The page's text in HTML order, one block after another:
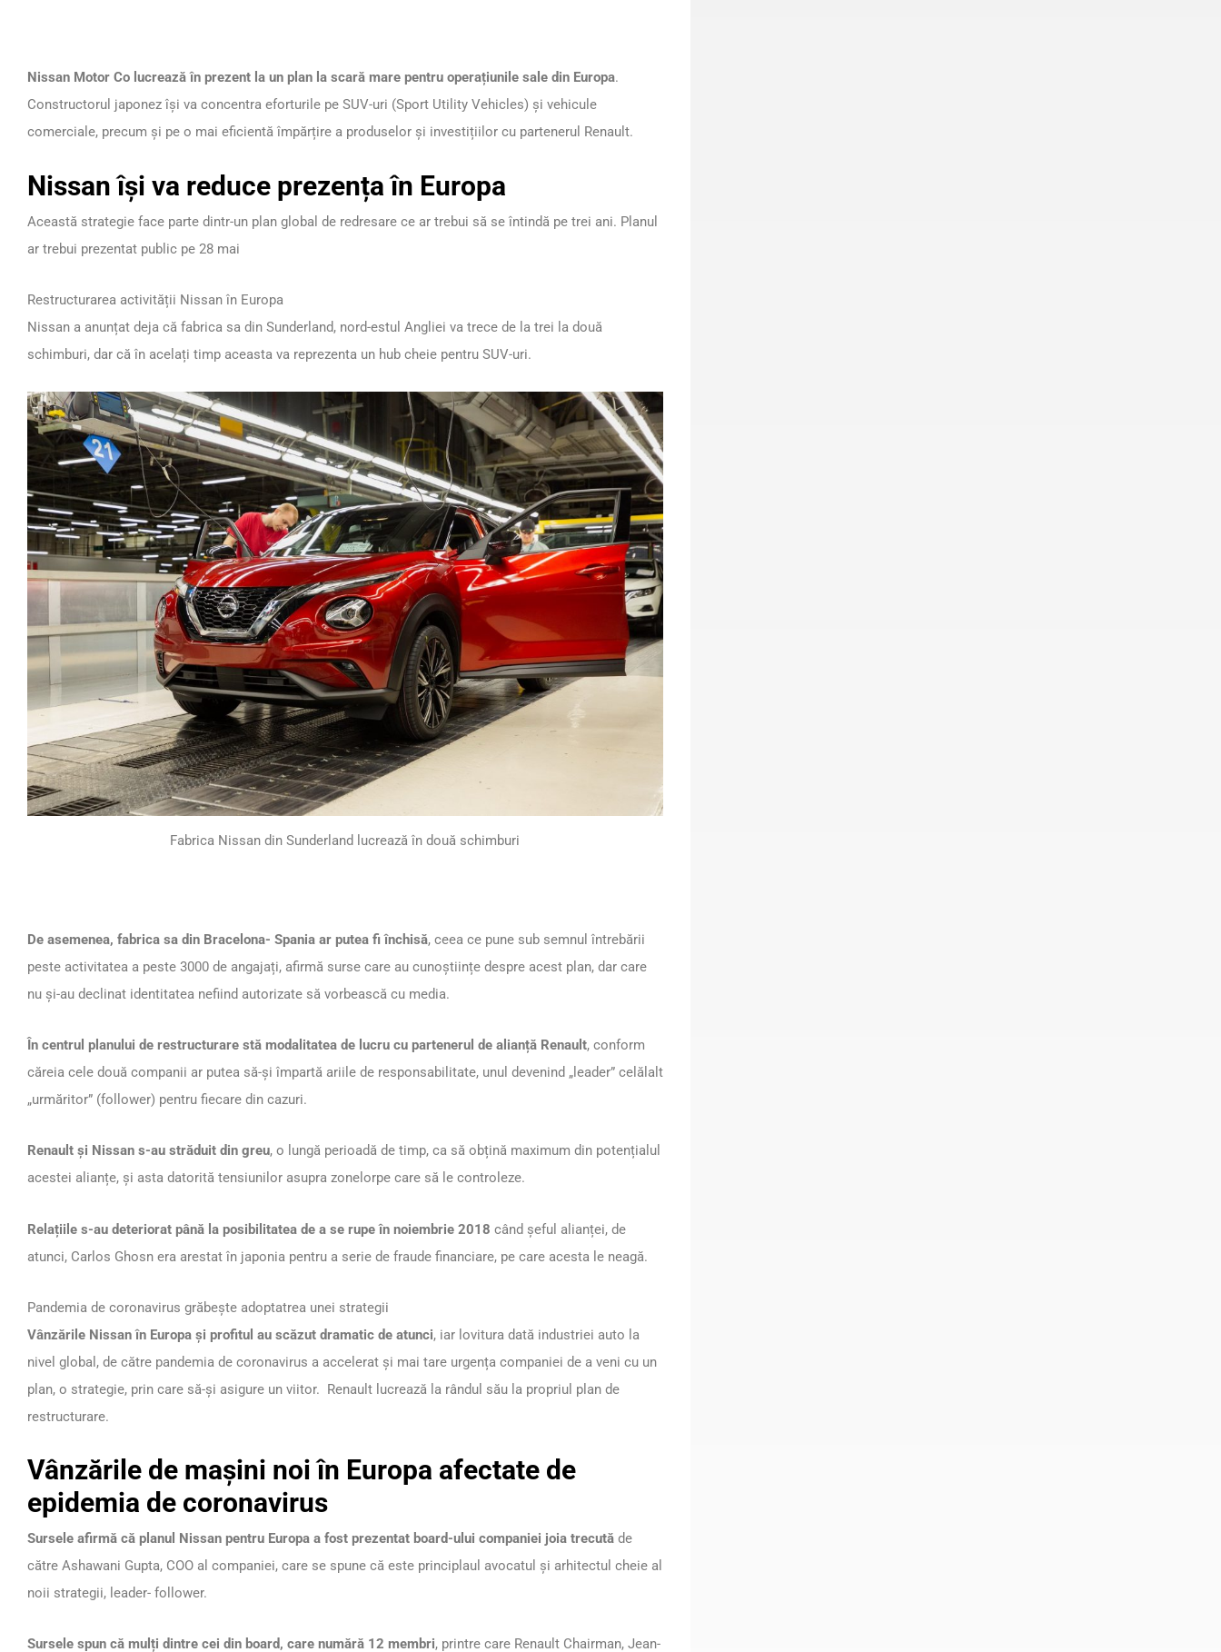
Nissan Motor Co lucrează în prezent la un plan la scară mare pentru operațiunile sale din Europa.
Constructorul japonez își va concentra eforturile pe SUV-uri (Sport Utility Vehicles) și vehicule
comerciale, precum și pe o mai eficientă împărțire a produselor și investițiilor cu partenerul Renault.
Nissan își va reduce prezența în Europa
Această strategie face parte dintr-un plan global de redresare ce ar trebui să se întindă pe trei ani. Planul
ar trebui prezentat public pe 28 mai
Restructurarea activității Nissan în Europa
Nissan a anunțat deja că fabrica sa din Sunderland, nord-estul Angliei va trece de la trei la două
schimburi, dar că în acelați timp aceasta va reprezenta un hub cheie pentru SUV-uri.
Fabrica Nissan din Sunderland lucrează în două schimburi
De asemenea, fabrica sa din Bracelona- Spania ar putea fi închisă, ceea ce pune sub semnul întrebării
peste activitatea a peste 3000 de angajați, afirmă surse care au cunoștiințe despre acest plan, dar care
nu și-au declinat identitatea nefiind autorizate să vorbească cu media.
În centrul planului de restructurare stă modalitatea de lucru cu partenerul de alianță Renault, conform
căreia cele două companii ar putea să-și împartă ariile de responsabilitate, unul devenind „leader” celălalt
„urmăritor” (follower) pentru fiecare din cazuri.
Renault și Nissan s-au străduit din greu, o lungă perioadă de timp, ca să obțină maximum din potențialul
acestei alianțe, și asta datorită tensiunilor asupra zonelorpe care să le controleze.
Relațiile s-au deteriorat până la posibilitatea de a se rupe în noiembrie 2018 când șeful alianței, de
atunci, Carlos Ghosn era arestat în japonia pentru a serie de fraude financiare, pe care acesta le neagă.
Pandemia de coronavirus grăbește adoptatrea unei strategii
Vânzările Nissan în Europa și profitul au scăzut dramatic de atunci, iar lovitura dată industriei auto la
nivel global, de către pandemia de coronavirus a accelerat și mai tare urgența companiei de a veni cu un
plan, o strategie, prin care să-și asigure un viitor. Renault lucrează la rândul său la propriul plan de
restructurare.
Vânzările de mașini noi în Europa afectate de
epidemia de coronavirus
Sursele afirmă că planul Nissan pentru Europa a fost prezentat board-ului companiei joia trecută de
către Ashawani Gupta, COO al companiei, care se spune că este principlaul avocatul și arhitectul cheie al
noii strategii, leader- follower.
Sursele spun că mulți dintre cei din board, care numără 12 membri, printre care Renault Chairman, Jean-